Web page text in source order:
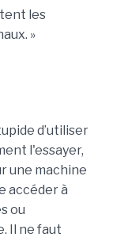
les
»
d’utiliser
l'essayer,
une machine
accéder à
ou
Il ne faut